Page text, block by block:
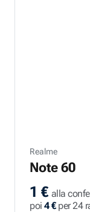
Realme
Note 60
1 € alla
poi 4 €per 24